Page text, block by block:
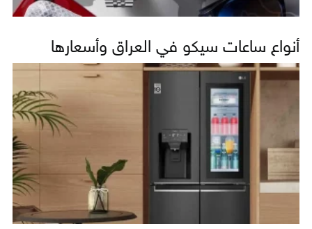
أنواع ساعات سيكو في العراق وأسعارها